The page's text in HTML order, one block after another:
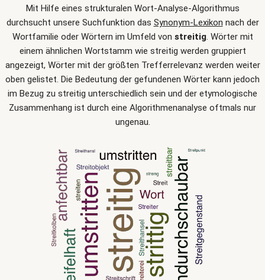
Mit Hilfe eines strukturalen Wort-Analyse-Algorithmus
durchsucht unsere Suchfunktion das Synonym-Lexikon nach der
Wortfamilie oder Wörtern im Umfeld von streitig. Wörter mit
einem ähnlichen Wortstamm wie streitig werden gruppiert
angezeigt, Wörter mit der größten Trefferrelevanz werden weiter
oben gelistet. Die Bedeutung der gefundenen Wörter kann jedoch
im Bezug zu streitig unterschiedlich sein und der etymologische
Zusammenhang ist durch eine Algorithmenanalyse oftmals nur
ungenau.